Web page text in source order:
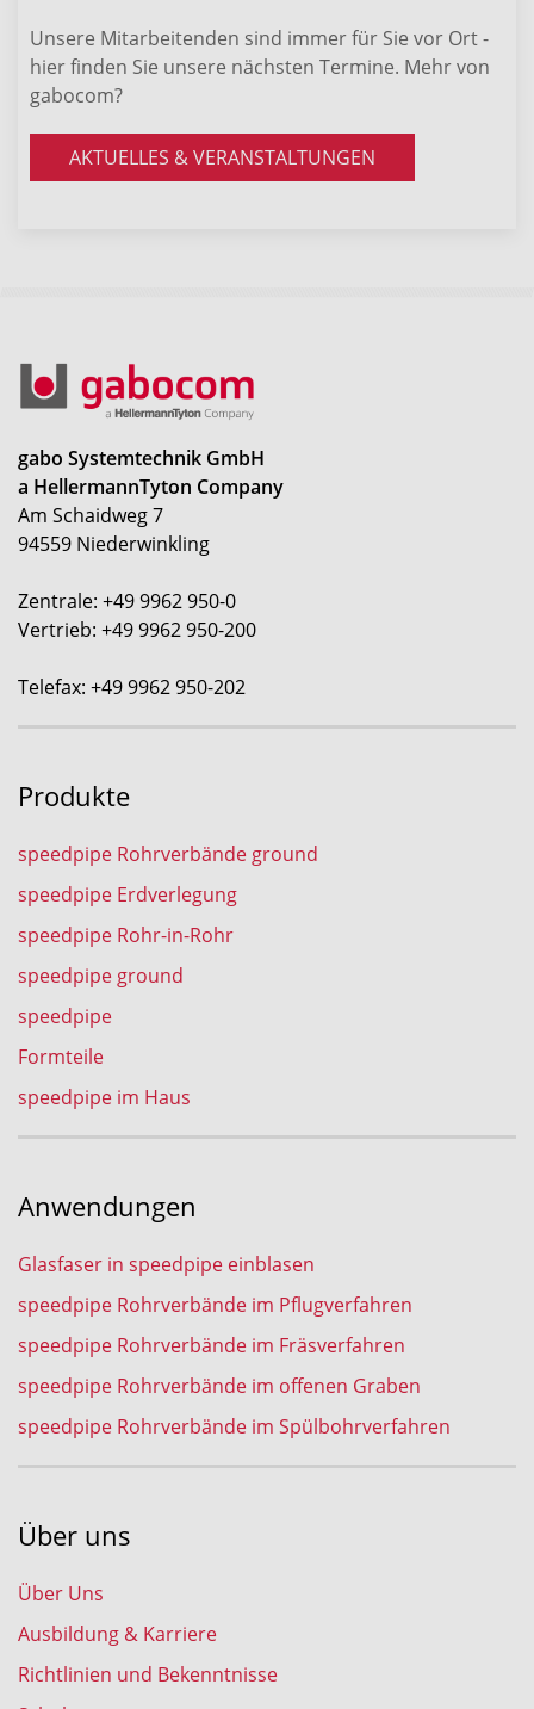
Unsere Mitarbeitenden sind immer für Sie vor Ort -
hier finden Sie unsere nächsten Termine. Mehr von
gabocom?
AKTUELLES & VERANSTALTUNGEN
gabo Systemtechnik GmbH
a HellermannTyton Company
Am Schaidweg 7
94559 Niederwinkling
Zentrale: +49 9962 950-0
Vertrieb: +49 9962 950-200
Telefax: +49 9962 950-202
Produkte
speedpipe Rohrverbände ground
speedpipe Erdverlegung
speedpipe Rohr-in-Rohr
speedpipe ground
speedpipe
Formteile
speedpipe im Haus
Anwendungen
Glasfaser in speedpipe einblasen
speedpipe Rohrverbände im Pflugverfahren
speedpipe Rohrverbände im Fräsverfahren
speedpipe Rohrverbände im offenen Graben
speedpipe Rohrverbände im Spülbohrverfahren
Über uns
Über Uns
Ausbildung & Karriere
Richtlinien und Bekenntnisse